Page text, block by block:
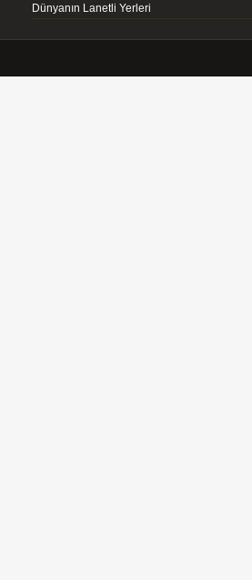
Dünyanın Lanetli Yerleri